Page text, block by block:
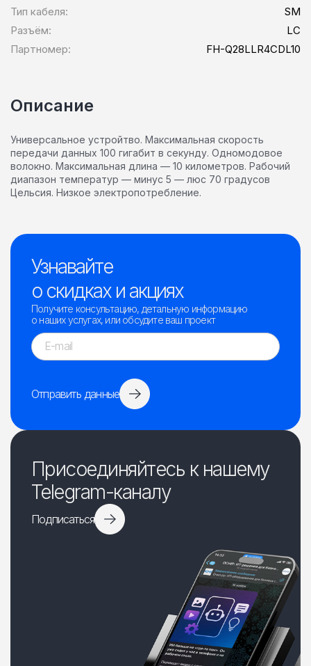
Тип кабеля:
SM
Разъём:
LC
Партномер:
FH-Q28LLR4CDL10
Описание
Универсальное устройтво. Максимальная скорость
передачи данных 100 гигабит в секунду. Одномодовое
волокно. Максимальная длина — 10 километров. Рабочий
диапазон температур — минус 5 — люс 70 градусов
Цельсия. Низкое электропотребление.
Узнавайте
о скидках и акциях
Получите консультацию, детальную информацию
о наших услугах, или обсудите ваш проект
Отправить данные
Присоединяйтесь к нашему
Telegram-каналу
Подписаться